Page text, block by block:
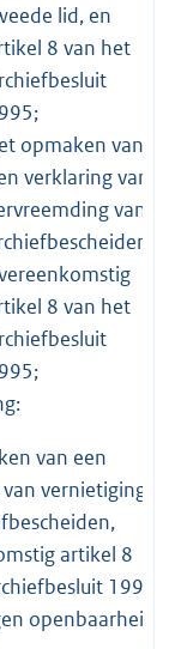
lid, en
8 van het
opmaken van
verklaring van
van
8 van het
van een
vernietiging
artikel 8
1995;
openbaarheid: